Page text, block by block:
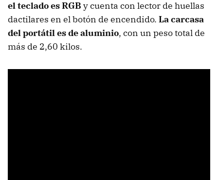
el teclado es RGB y cuenta con lector de huellas
dactilares en el botón de encendido. La carcasa
del portátil es de aluminio, con un peso total de
más de 2,60 kilos.